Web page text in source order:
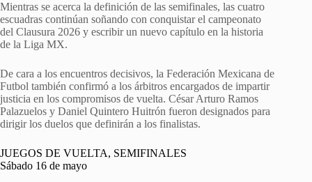
Mientras se acerca la definición de las semifinales, las cuatro
escuadras continúan soñando con conquistar el campeonato
del Clausura 2026 y escribir un nuevo capítulo en la historia
de la Liga MX.
De cara a los encuentros decisivos, la Federación Mexicana de
Futbol también confirmó a los árbitros encargados de impartir
justicia en los compromisos de vuelta. César Arturo Ramos
Palazuelos y Daniel Quintero Huitrón fueron designados para
dirigir los duelos que definirán a los finalistas.
JUEGOS DE VUELTA, SEMIFINALES
Sábado 16 de mayo